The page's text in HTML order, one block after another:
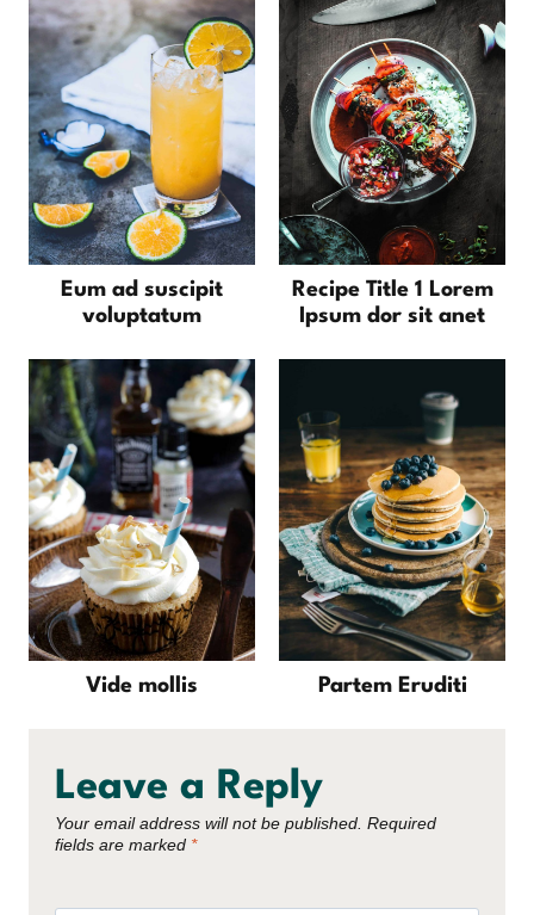
Eum ad suscipit
voluptatum
Recipe Title 1 Lorem
Ipsum dor sit anet
Vide mollis Partem Eruditi
Leave a Reply
Your email address will not be published. Required
fields are marked *